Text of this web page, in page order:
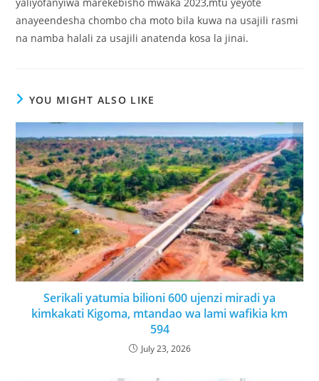
anayeendesha chombo cha moto bila kuwa na usajili rasmi
na namba halali za usajili anatenda kosa la jinai.
YOU MIGHT ALSO LIKE
Serikali yatumia bilioni 600 ujenzi miradi ya
kimkakati Kigoma, mtandao wa lami wafikia km
594
July 23, 2026